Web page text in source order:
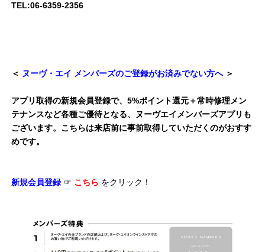
TEL:06-6359-2356
＜ ヌーヴ・エイ メンバーズのご登録がお済みでない方へ ＞
アプリ取得の新規会員登録で、5%ポイント還元＋常時修理メン
テナンスなど各種ご優待となる、ヌーヴエイメンバーズアプリも
ございます。こちらは来店前に事前取得していただくのがおすす
めです。
新規会員登録 ☞ こちら をクリック！